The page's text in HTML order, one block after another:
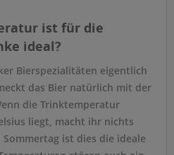
ist für die
ideal?
Bierspezialitäten eigentlich
das Bier natürlich mit der
die Trinktemperatur
liegt, macht ihr nichts
ist dies die ideale